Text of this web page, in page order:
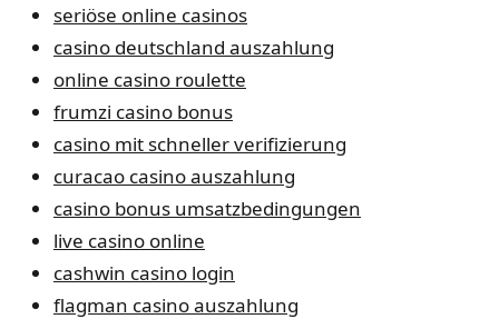
seriöse online casinos
casino deutschland auszahlung
online casino roulette
frumzi casino bonus
casino mit schneller verifizierung
curacao casino auszahlung
casino bonus umsatzbedingungen
live casino online
cashwin casino login
flagman casino auszahlung